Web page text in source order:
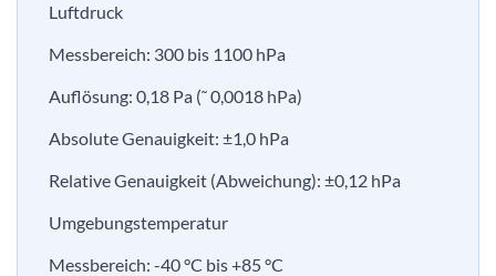
Luftdruck
Messbereich: 300 bis 1100 hPa
Auflösung: 0,18 Pa (˜ 0,0018 hPa)
Absolute Genauigkeit: ±1,0 hPa
Relative Genauigkeit (Abweichung): ±0,12 hPa
Umgebungstemperatur
Messbereich: -40 °C bis +85 °C